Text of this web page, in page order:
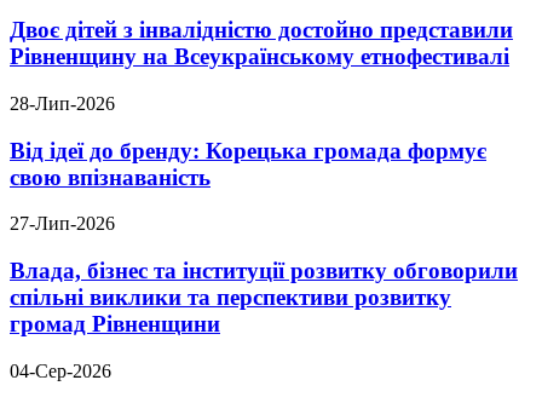
Двоє дітей з інвалідністю достойно представили
Рівненщину на Всеукраїнському етнофестивалі
28-Лип-2026
Від ідеї до бренду: Корецька громада формує
свою впізнаваність
27-Лип-2026
Влада, бізнес та інституції розвитку обговорили
спільні виклики та перспективи розвитку
громад Рівненщини
04-Сер-2026